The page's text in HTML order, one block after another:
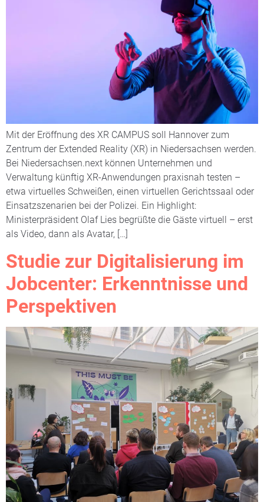
Mit der Eröffnung des XR CAMPUS soll Hannover zum
Zentrum der Extended Reality (XR) in Niedersachsen werden.
Bei Niedersachsen.next können Unternehmen und
Verwaltung künftig XR-Anwendungen praxisnah testen –
etwa virtuelles Schweißen, einen virtuellen Gerichtssaal oder
Einsatzszenarien bei der Polizei. Ein Highlight:
Ministerpräsident Olaf Lies begrüßte die Gäste virtuell – erst
als Video, dann als Avatar, […]
Studie zur Digitalisierung im
Jobcenter: Erkenntnisse und
Perspektiven